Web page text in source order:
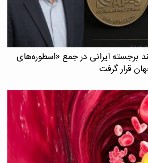
برجسته ایرانی در جمع «اسطوره‌های
قرار گرفت